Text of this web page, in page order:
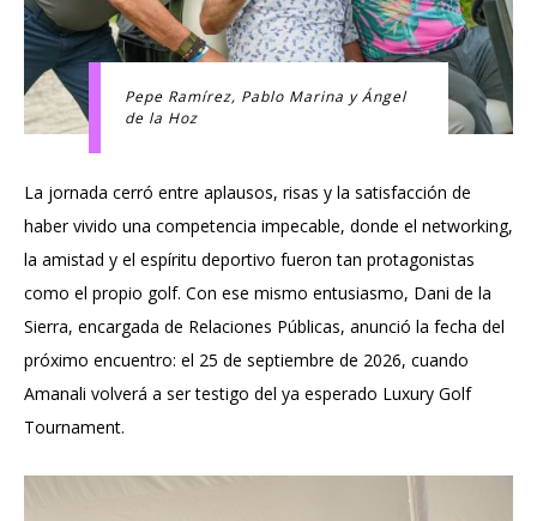
Pepe Ramírez, Pablo Marina y Ángel
de la Hoz
La jornada cerró entre aplausos, risas y la satisfacción de
haber vivido una competencia impecable, donde el networking,
la amistad y el espíritu deportivo fueron tan protagonistas
como el propio golf. Con ese mismo entusiasmo, Dani de la
Sierra, encargada de Relaciones Públicas, anunció la fecha del
próximo encuentro: el 25 de septiembre de 2026, cuando
Amanali volverá a ser testigo del ya esperado Luxury Golf
Tournament.